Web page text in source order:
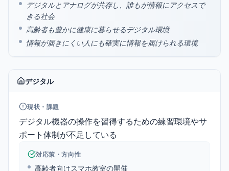
デジタルとアナログが共存し、誰もが情報にアクセスで
きる社会
高齢者も豊かに健康に暮らせるデジタル環境
情報が届きにくい人にも確実に情報を届けられる環境
デジタル
現状・課題
デジタル機器の操作を習得するための練習環境やサ
ポート体制が不足している
対応策・方向性
高齢者向けスマホ教室の開催